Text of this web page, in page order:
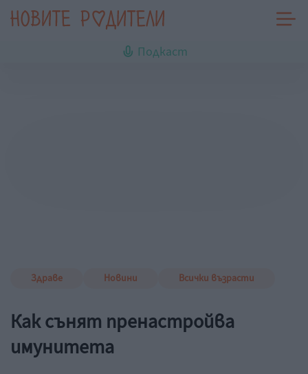
Подкаст
Здраве Новини Всички възрасти
Как сънят пренастройва
имунитета